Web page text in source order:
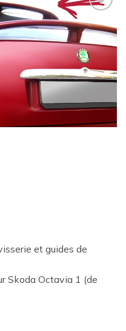
Ajouter
à la
wishlist
et guides de
Skoda Octavia 1 (de